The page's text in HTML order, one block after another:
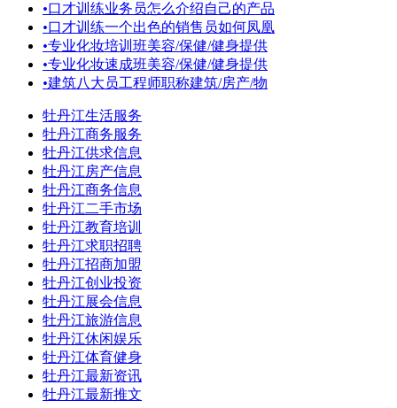
•口才训练业务员怎么介绍自己的产品
•口才训练一个出色的销售员如何凤凰
•专业化妆培训班美容/保健/健身提供
•专业化妆速成班美容/保健/健身提供
•建筑八大员工程师职称建筑/房产/物
牡丹江生活服务
牡丹江商务服务
牡丹江供求信息
牡丹江房产信息
牡丹江商务信息
牡丹江二手市场
牡丹江教育培训
牡丹江求职招聘
牡丹江招商加盟
牡丹江创业投资
牡丹江展会信息
牡丹江旅游信息
牡丹江休闲娱乐
牡丹江体育健身
牡丹江最新资讯
牡丹江最新推文